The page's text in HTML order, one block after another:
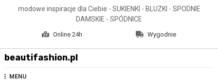
modowe inspiracje dla Ciebie - SUKIENKI - BLUZKI - SPODNIE
DAMSKIE - SPÓDNICE
Online 24h Wygodnie
beautifashion.pl
MENU